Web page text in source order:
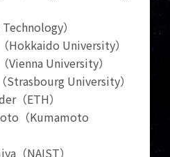
Technology）
Hokkaido University）
Vienna University）
Strasbourg University）
（ETH）
（Kumamoto
（NAIST）